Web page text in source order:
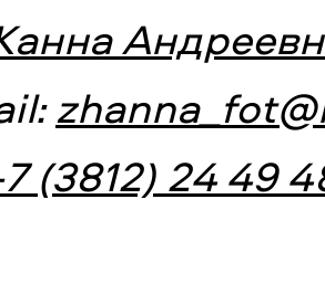
(3812) 24 49